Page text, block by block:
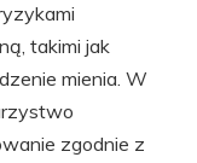
takimi jak
mienia. W
zgodnie z